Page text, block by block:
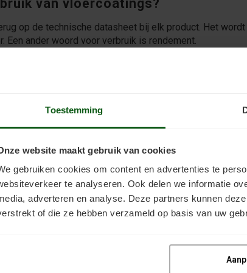
Toestemming
website maakt gebruik van cookies
gebruiken cookies om content en advertenties te
te analyseren. Ook delen we informatie
adverteren en analyse. Deze partners kunnen
of die ze hebben verzameld op basis van uw
van vloercoatings?
op de technische datasheet bij elk product. Het
Een ander woord voor verbruik is rendement.
hoeveel coating ik nodig heb?
coating u nodig hebt, vermenigvuldigt u de
zo uit:
: verbruik = benodigd aantal kg
schilderen, 2 lagen dik. Dan wordt dit
nodig.
laagdikte voor vloercoating?
wordt vermeld in de technische info. Dit wordt
kg, dan probeert u precies 10m2 te schilderen met 1
en moet u de verf beter uitsmeren. Hebt u veel